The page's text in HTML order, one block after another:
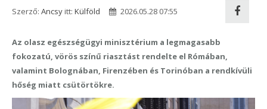
Szerző: Ancsy itt: Külföld 2026.05.28 07:55
Az olasz egészségügyi minisztérium a legmagasabb
fokozatú, vörös színű riasztást rendelte el Rómában,
valamint Bolognában, Firenzében és Torinóban a rendkívüli
hőség miatt csütörtökre.